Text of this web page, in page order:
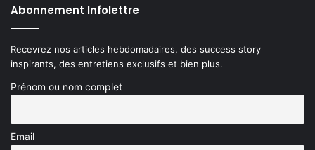
Abonnement Infolettre
Recevrez nos articles hebdomadaires, des success story
inspirants, des entretiens exclusifs et bien plus.
Prénom ou nom complet
Email